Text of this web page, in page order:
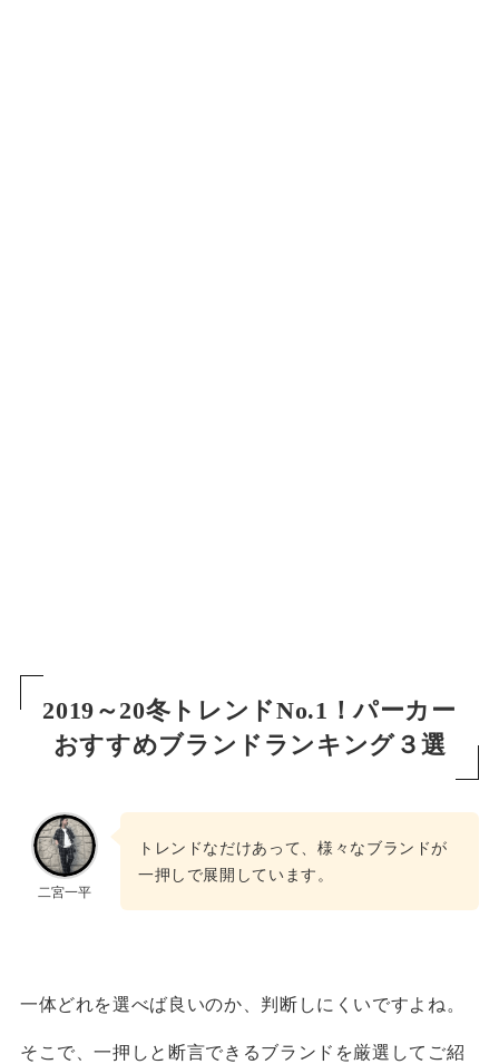
2019～20冬トレンドNo.1！パーカー
おすすめブランドランキング３選
二宮一平
トレンドなだけあって、様々なブランドが
一押しで展開しています。
一体どれを選べば良いのか、判断しにくいですよね。
そこで、一押しと断言できるブランドを厳選してご紹